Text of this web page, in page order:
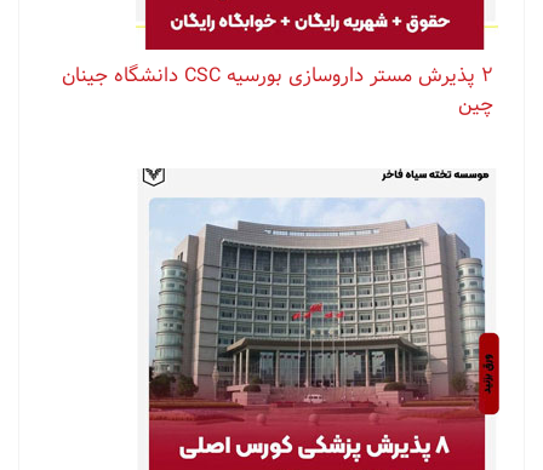
۲ پذیرش مستر داروسازی بورسیه CSC دانشگاه جینان
چین